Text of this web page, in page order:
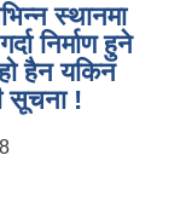
स्थानमा
निर्माण हुने
हैन यकिन
सूचना !